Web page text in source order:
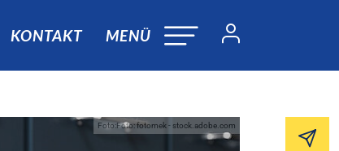
KONTAKT MENÜ
Foto:Foto: fotomek - stock.adobe.com